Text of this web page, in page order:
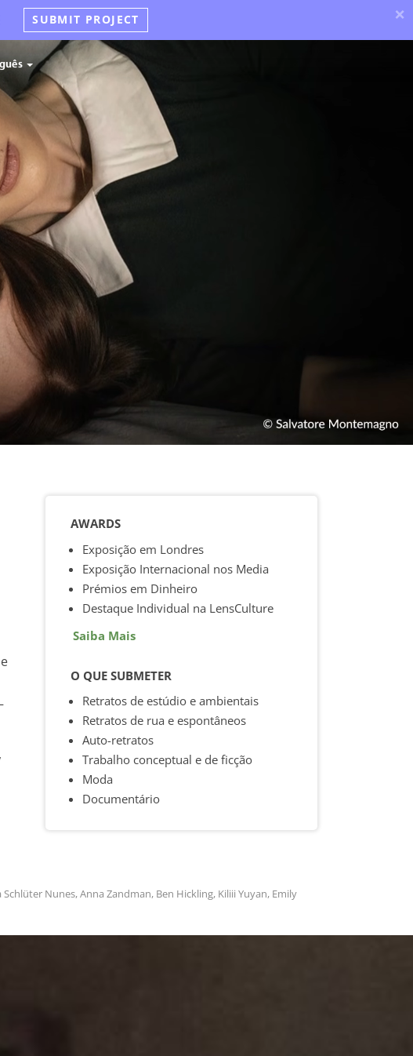
SUBMIT PROJECT ×
AWARDS
Exposição em Londres
Exposição Internacional nos Media
Prémios em Dinheiro
Destaque Individual na LensCulture
Saiba Mais
O QUE SUBMETER
Retratos de estúdio e ambientais
Retratos de rua e espontâneos
Auto-retratos
Trabalho conceptual e de ficção
Moda
Documentário
Nunes, Anna Zandman, Ben Hickling, Kiliii Yuyan, Emily